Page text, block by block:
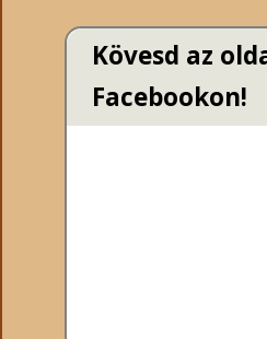
Kövesd az
Facebookon!